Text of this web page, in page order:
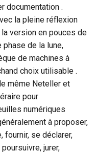
documentation .
la pleine réflexion
version en pouces de
de la lune,
de machines à
choix utilisable .
même Neteller et
pour
numériques
à proposer,
fournir, se déclarer,
jurer,